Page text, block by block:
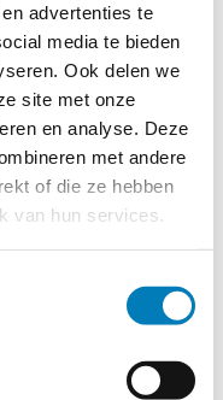
advertenties te
media te bieden
Ook delen we
site met onze
en analyse. Deze
met andere
of die ze hebben
van hun services.
- Privacy Policy-
gegevens